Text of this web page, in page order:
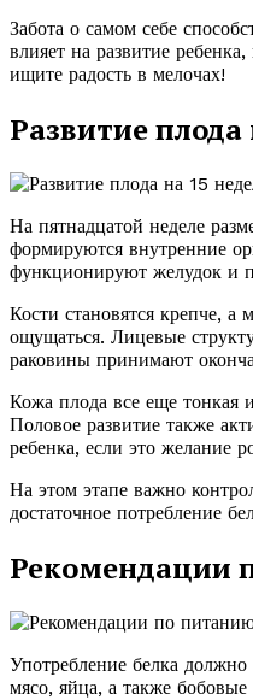
Забота о самом себе
влияет на развитие
ищите радость в мелочах!
Развитие
На пятнадцатой неделе
формируются внутренние
функционируют желудок и
Кости становятся крепче,
ощущаться. Лицевые
раковины принимают
Кожа плода все еще тонкая
Половое развитие также
ребенка, если это желание
На этом этапе важно
достаточное потребление
Рекомендации
Употребление белка
мясо, яйца, а также